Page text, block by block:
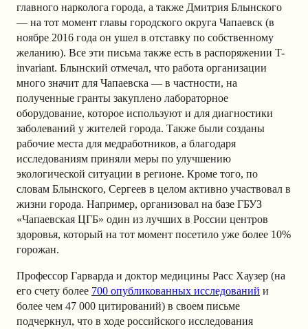
главного нарколога города, а также Дмитрия Блынского
— на тот момент главы городского округа Чапаевск (в
ноябре 2016 года он ушел в отставку по собственному
желанию). Все эти письма также есть в распоряжении T-
invariant. Блынский отмечал, что работа организации
много значит для Чапаевска — в частности, на
полученные гранты закуплено лабораторное
оборудование, которое используют и для диагностики
заболеваний у жителей города. Также были созданы
рабочие места для медработников, а благодаря
исследованиям приняли меры по улучшению
экологической ситуации в регионе. Кроме того, по
словам Блынского, Сергеев в целом активно участвовал в
жизни города. Например, организовал на базе ГБУЗ
«Чапаевская ЦГБ» один из лучших в России центров
здоровья, который на тот момент посетило уже более 10%
горожан.
Профессор Гарварда и доктор медицины Расс Хаузер (на
его счету более 700 опубликованных исследований и
более чем 47 000 цитирований) в своем письме
подчеркнул, что в ходе российского исследования